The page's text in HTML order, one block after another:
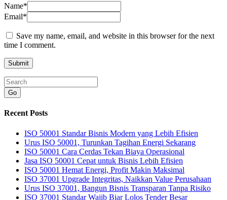
Name*
Email*
Save my name, email, and website in this browser for the next
time I comment.
Go
Recent Posts
ISO 50001 Standar Bisnis Modern yang Lebih Efisien
Urus ISO 50001, Turunkan Tagihan Energi Sekarang
ISO 50001 Cara Cerdas Tekan Biaya Operasional
Jasa ISO 50001 Cepat untuk Bisnis Lebih Efisien
ISO 50001 Hemat Energi, Profit Makin Maksimal
ISO 37001 Upgrade Integritas, Naikkan Value Perusahaan
Urus ISO 37001, Bangun Bisnis Transparan Tanpa Risiko
ISO 37001 Standar Wajib Biar Lolos Tender Besar